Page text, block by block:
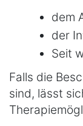
dem
der
Seit
Falls die
sind, lässt